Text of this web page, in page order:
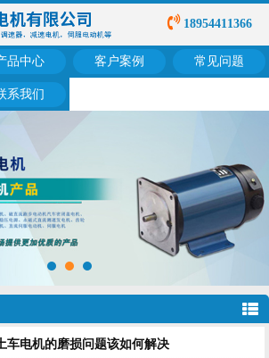
18954411366
品中心 客户案例 常见问题
系我们
车电机的磨损问题该如何解决